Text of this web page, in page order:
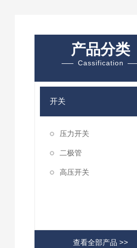
产品分类
Cassification
开关
压力开关
二极管
高压开关
查看全部产品 >>